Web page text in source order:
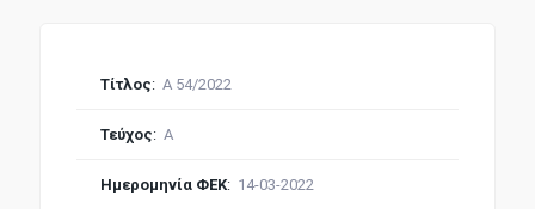
Τίτλος: Α 54/2022
Τεύχος: Α
Ημερομηνία ΦΕΚ: 14-03-2022